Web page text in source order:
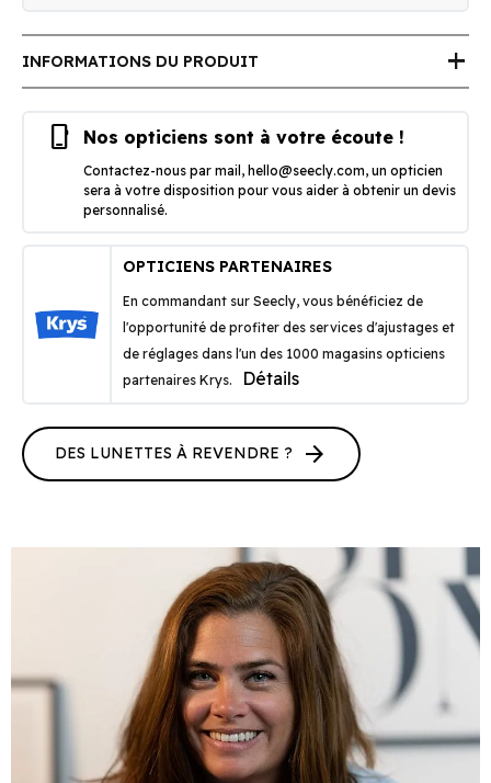
INFORMATIONS DU PRODUIT add
phone_iphone Nos opticiens sont à votre écoute !
Contactez-nous par mail, hello@seecly.com, un opticien
sera à votre disposition pour vous aider à obtenir un devis
personnalisé.
OPTICIENS PARTENAIRES
En commandant sur Seecly, vous bénéficiez de
l'opportunité de profiter des services d'ajustages et
de réglages dans l'un des 1000 magasins opticiens
partenaires Krys.
Détails
DES LUNETTES À REVENDRE ? arrow_forward